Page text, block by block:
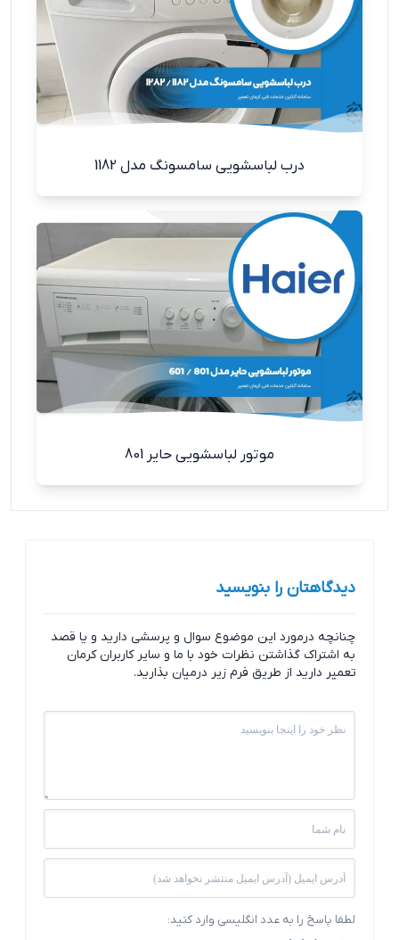
درب لباسشویی سامسونگ مدل 1182
موتور لباسشویی حایر 801
دیدگاهتان را بنویسید
چنانچه درمورد این موضوع سوال و پرسشی دارید و یا قصد
به اشتراک گذاشتن نظرات خود با ما و سایر کاربران کرمان
تعمیر دارید از طریق فرم زیر درمیان بذارید.
لطفا پاسخ را به عدد انگلیسی وارد کنید: